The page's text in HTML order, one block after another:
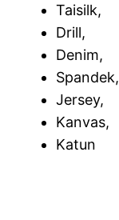
Taisilk,
Drill,
Denim,
Spandek,
Jersey,
Kanvas,
Katun